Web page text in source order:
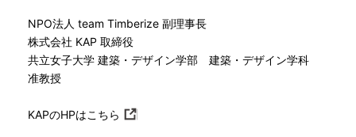
NPO法人 team Timberize 副理事長
株式会社 KAP 取締役
共立女子大学 建築・デザイン学部 建築・デザイン学科
准教授
KAPのHPはこちら